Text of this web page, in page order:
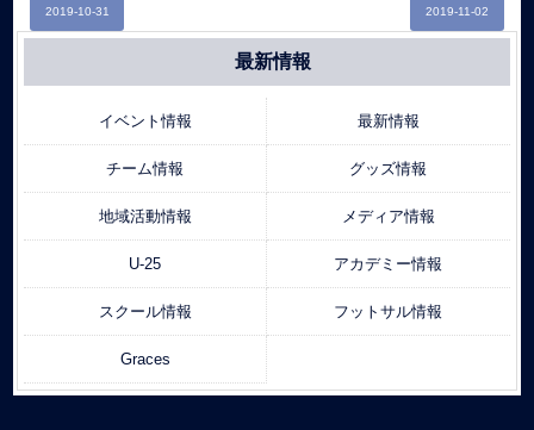
2019-10-31 2019-11-02
最新情報
イベント情報 最新情報
チーム情報 グッズ情報
地域活動情報 メディア情報
U-25 アカデミー情報
スクール情報 フットサル情報
Graces